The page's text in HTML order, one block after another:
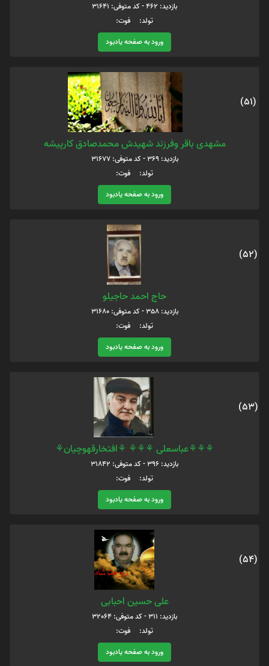
بازدید: 462 - کد متوفی: 31641
تولد: فوت:
ورود به صفحه یادبود
(51)
مشهدی باقر وفرزند شهیدش محمدصادق کارپیشه
بازدید: 369 - کد متوفی: 31677
تولد: فوت:
ورود به صفحه یادبود
(52)
حاج احمد حاجيلو
بازدید: 358 - کد متوفی: 31680
تولد: فوت:
ورود به صفحه یادبود
(53)
⚘⚘⚘عباسعلی ⚘⚘⚘ ⚘افتخارقهوچیان⚘
بازدید: 396 - کد متوفی: 31842
تولد: فوت:
ورود به صفحه یادبود
(54)
علی حسین احبابی
بازدید: 311 - کد متوفی: 32064
تولد: فوت:
ورود به صفحه یادبود